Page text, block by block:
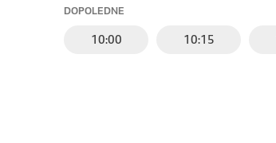
DOPOLEDNE
10:00 10:15